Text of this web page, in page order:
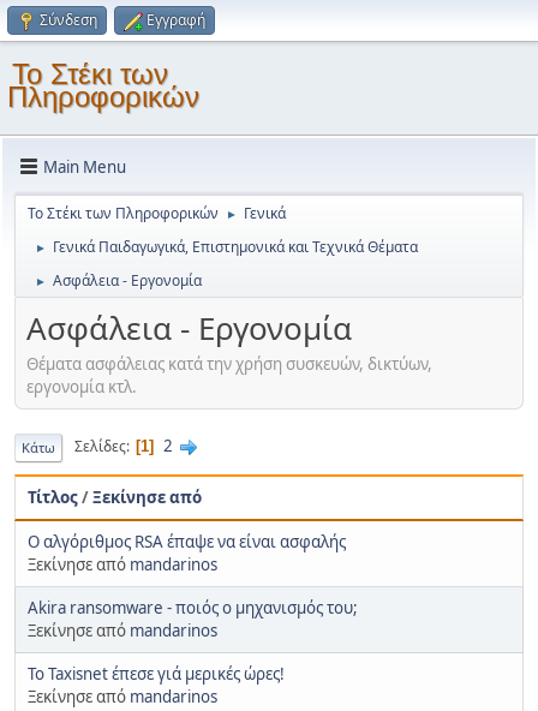
Σύνδεση Εγγραφή
Το Στέκι των
Πληροφορικών
Main Menu
Το Στέκι των Πληροφορικών ► Γενικά
► Γενικά Παιδαγωγικά, Επιστημονικά και Τεχνικά Θέματα
► Ασφάλεια - Εργονομία
Ασφάλεια - Εργονομία
Θέματα ασφάλειας κατά την χρήση συσκευών, δικτύων,
εργονομία κτλ.
Κάτω Σελίδες 1 2
Τίτλος/Ξεκίνησε από
Ο αλγόριθμος RSA έπαψε να είναι ασφαλής
Ξεκίνησε από mandarinos
Akira ransomware - ποιός ο μηχανισμός του;
Ξεκίνησε από mandarinos
Το Taxisnet έπεσε γιά μερικές ώρες!
Ξεκίνησε από mandarinos